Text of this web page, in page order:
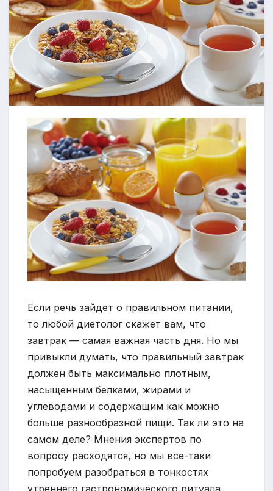
Если речь зайдет о правильном питании,
то любой диетолог скажет вам, что
завтрак — самая важная часть дня. Но мы
привыкли думать, что правильный завтрак
должен быть максимально плотным,
насыщенным белками, жирами и
углеводами и содержащим как можно
больше разнообразной пищи. Так ли это на
самом деле? Мнения экспертов по
вопросу расходятся, но мы все-таки
попробуем разобраться в тонкостях